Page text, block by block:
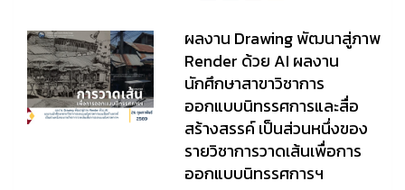
ผลงาน Drawing พัฒนาสู่ภาพ
Render ด้วย AI ผลงาน
นักศึกษาสาขาวิชาการ
ออกแบบนิทรรศการและสื่อ
สร้างสรรค์ เป็นส่วนหนึ่งของ
รายวิชาการวาดเส้นเพื่อการ
ออกแบบนิทรรศการฯ